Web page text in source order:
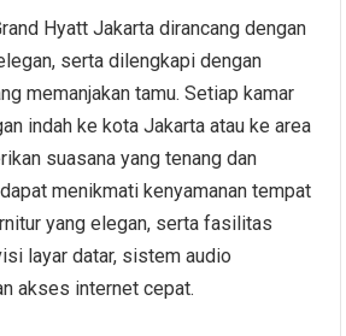
Hyatt Jakarta dirancang dengan
serta dilengkapi dengan
memanjakan tamu. Setiap kamar
indah ke kota Jakarta atau ke area
suasana yang tenang dan
menikmati kenyamanan tempat
yang elegan, serta fasilitas
layar datar, sistem audio
akses internet cepat.